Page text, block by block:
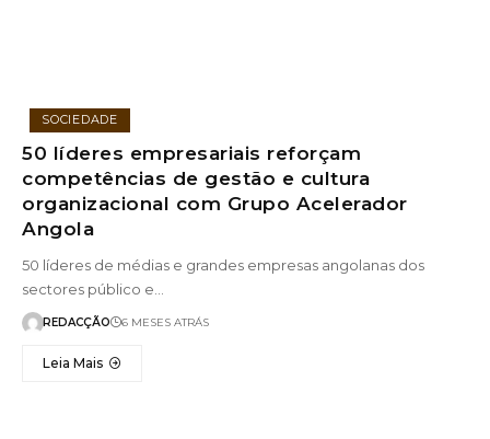
SOCIEDADE
50 líderes empresariais reforçam
competências de gestão e cultura
organizacional com Grupo Acelerador
Angola
50 líderes de médias e grandes empresas angolanas dos
sectores público e…
REDACÇÃO 6 MESES ATRÁS
Leia Mais